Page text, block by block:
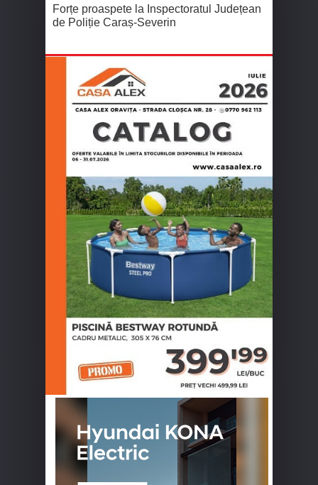
Forțe proaspete la Inspectoratul Județean
de Poliție Caraș-Severin